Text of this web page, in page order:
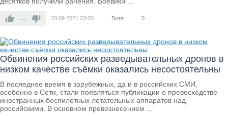
— 20.09.2021 23:00 Витя 0
Обвинения российских разведывательных дронов в
низком качестве съёмки оказались несостоятельны
В последнее время в зарубежных, да и в российских СМИ,
особенно в Сети, стали появляться публикации о превосходстве
иностранных беспилотных летательных аппаратов над
российскими. В основном превознесением ...